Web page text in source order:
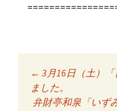
投稿
← 3月16日（土）
ました。
弁財亭和泉「いず